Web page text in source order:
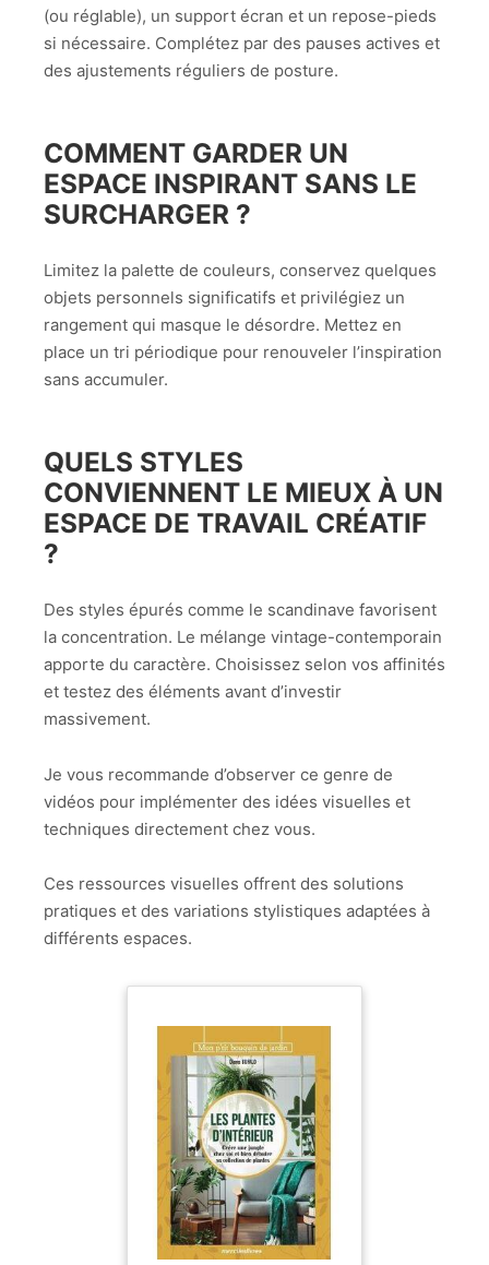
(ou réglable), un support écran et un repose-pieds
si nécessaire. Complétez par des pauses actives et
des ajustements réguliers de posture.
COMMENT GARDER UN
ESPACE INSPIRANT SANS LE
SURCHARGER ?
Limitez la palette de couleurs, conservez quelques
objets personnels significatifs et privilégiez un
rangement qui masque le désordre. Mettez en
place un tri périodique pour renouveler l’inspiration
sans accumuler.
QUELS STYLES
CONVIENNENT LE MIEUX À UN
ESPACE DE TRAVAIL CRÉATIF
?
Des styles épurés comme le scandinave favorisent
la concentration. Le mélange vintage-contemporain
apporte du caractère. Choisissez selon vos affinités
et testez des éléments avant d’investir
massivement.
Je vous recommande d’observer ce genre de
vidéos pour implémenter des idées visuelles et
techniques directement chez vous.
Ces ressources visuelles offrent des solutions
pratiques et des variations stylistiques adaptées à
différents espaces.